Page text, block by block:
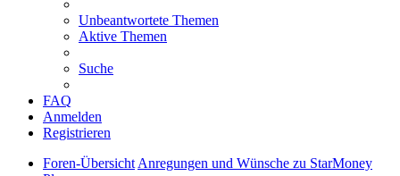
Unbeantwortete Themen
Aktive Themen
Suche
FAQ
Anmelden
Registrieren
Foren-ÜbersichtAnregungen und Wünsche zu StarMoney